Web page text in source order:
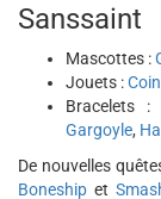
Sanssaint
Mascottes :
Jouets :
Bracelets :
Gargoyle,
De nouvelles
Boneship et